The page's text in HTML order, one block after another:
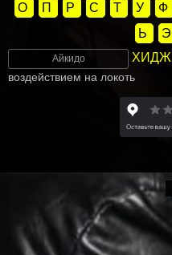
О
П Р С Т У Ф
Ь
Э
Айкидо
воздействием на локоть